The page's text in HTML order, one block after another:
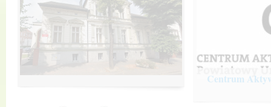
Centrum